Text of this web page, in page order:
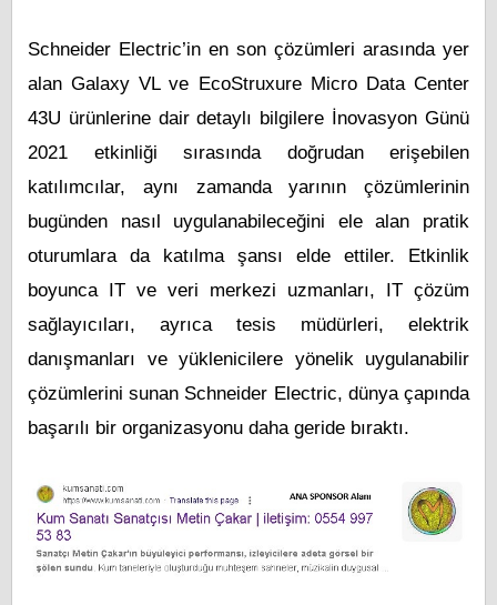
Schneider Electric’in en son çözümleri arasında yer
alan Galaxy VL ve EcoStruxure Micro Data Center
43U ürünlerine dair detaylı bilgilere İnovasyon Günü
2021 etkinliği sırasında doğrudan erişebilen
katılımcılar, aynı zamanda yarının çözümlerinin
bugünden nasıl uygulanabileceğini ele alan pratik
oturumlara da katılma şansı elde ettiler. Etkinlik
boyunca IT ve veri merkezi uzmanları, IT çözüm
sağlayıcıları, ayrıca tesis müdürleri, elektrik
danışmanları ve yüklenicilere yönelik uygulanabilir
çözümlerini sunan Schneider Electric, dünya çapında
başarılı bir organizasyonu daha geride bıraktı.